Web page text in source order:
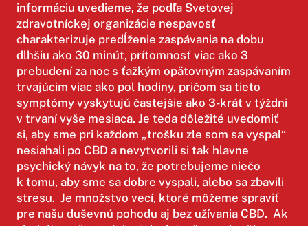
informáciu uvedieme, že podľa Svetovej
zdravotníckej organizácie nespavosť
charakterizuje predĺženie zaspávania na dobu
dlhšiu ako 30 minút, prítomnosť viac ako 3
prebudení za noc s ťažkým opätovným zaspávaním
trvajúcim viac ako pol hodiny, pričom sa tieto
symptómy vyskytujú častejšie ako 3-krát v týždni
v trvaní vyše mesiaca. Je teda dôležité uvedomiť
si, aby sme pri každom „trošku zle som sa vyspal“
nesiahali po CBD a nevytvorili si tak hlavne
psychický návyk na to, že potrebujeme niečo
k tomu, aby sme sa dobre vyspali, alebo sa zbavili
stresu. Je množstvo vecí, ktoré môžeme spraviť
pre našu duševnú pohodu aj bez užívania CBD. Ak